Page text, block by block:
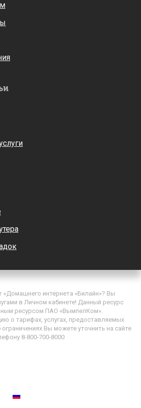
«Домашнего интернета «Билайн»? Вы
в Личном кабинете! Данный ресурс
ресурсом ПАО «ВымпелКом».
о тарифах, услугах, предоставляемых
Вы можете уточнить на сайте
8-800-700-8000